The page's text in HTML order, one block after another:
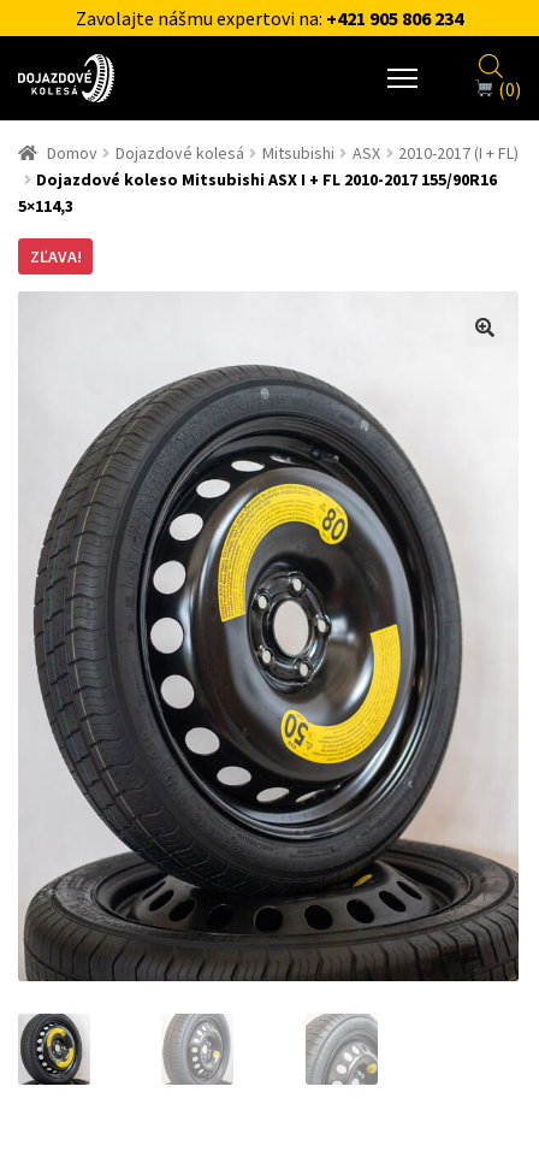
Zavolajte nášmu expertovi na: +421 905 806 234
(0)
Domov Dojazdové kolesá Mitsubishi ASX
2010-2017 (I + FL)
Dojazdové koleso Mitsubishi ASX I + FL 2010-2017 155/90R16
5×114,3
ZĽAVA!